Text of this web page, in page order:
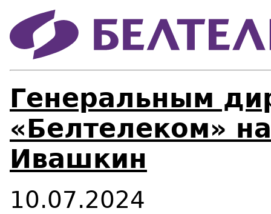
Генеральным
«Белтелеком»
Ивашкин
10.07.2024